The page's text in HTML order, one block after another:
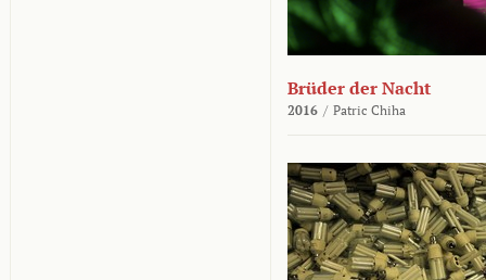
Brüder der Nacht
2016 / Patric Chiha